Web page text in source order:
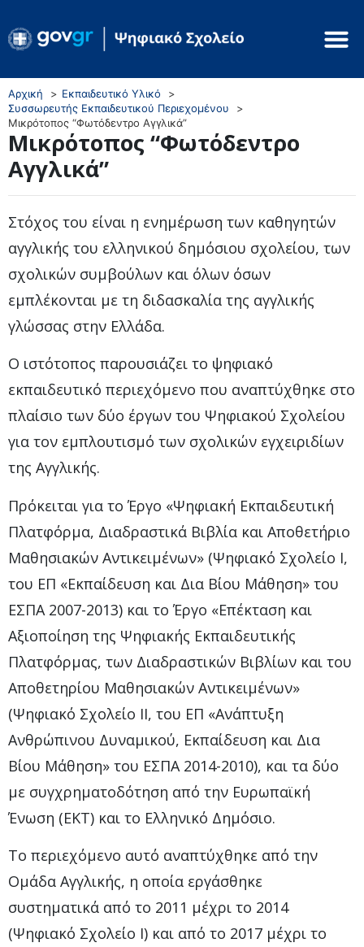
Αρχική
Εκπαιδευτικό Υλικό
Συσσωρευτής Εκπαιδευτικού Περιεχομένου
Μικρότοπος “Φωτόδεντρο Αγγλικά”
Μικρότοπος “Φωτόδεντρο
Αγγλικά”
Στόχος του είναι η ενημέρωση των καθηγητών
αγγλικής του ελληνικού δημόσιου σχολείου, των
σχολικών συμβούλων και όλων όσων
εμπλέκονται με τη διδασκαλία της αγγλικής
γλώσσας στην Ελλάδα.
Ο ιστότοπος παρουσιάζει το ψηφιακό
εκπαιδευτικό περιεχόμενο που αναπτύχθηκε στο
πλαίσιο των δύο έργων του Ψηφιακού Σχολείου
για τον εμπλουτισμό των σχολικών εγχειριδίων
της Αγγλικής.
Πρόκειται για το Έργο «Ψηφιακή Εκπαιδευτική
Πλατφόρμα, Διαδραστικά Βιβλία και Αποθετήριο
Μαθησιακών Αντικειμένων» (Ψηφιακό Σχολείο Ι,
του ΕΠ «Εκπαίδευση και Δια Βίου Μάθηση» του
ΕΣΠΑ 2007-2013) και το Έργο «Επέκταση και
Αξιοποίηση της Ψηφιακής Εκπαιδευτικής
Πλατφόρμας, των Διαδραστικών Βιβλίων και του
Αποθετηρίου Μαθησιακών Αντικειμένων»
(Ψηφιακό Σχολείο ΙΙ, του ΕΠ «Ανάπτυξη
Ανθρώπινου Δυναμικού, Εκπαίδευση και Δια
Βίου Μάθηση» του ΕΣΠΑ 2014-2010), και τα δύο
με συγχρηματοδότηση από την Ευρωπαϊκή
Ένωση (ΕΚΤ) και το Ελληνικό Δημόσιο.
Το περιεχόμενο αυτό αναπτύχθηκε από την
Ομάδα Αγγλικής, η οποία εργάσθηκε
συστηματικά από το 2011 μέχρι το 2014
(Ψηφιακό Σχολείο Ι) και από το 2017 μέχρι το